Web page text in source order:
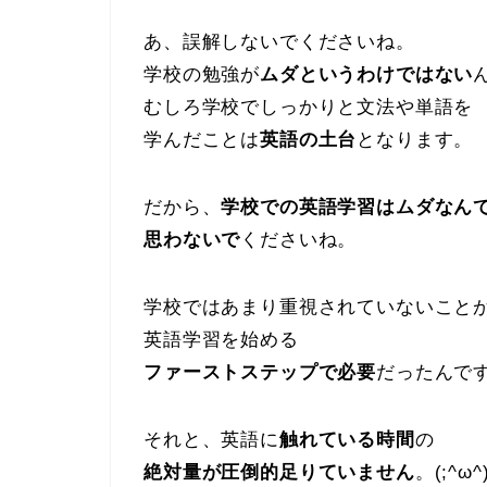
あ、誤解しないでくださいね。
学校の勉強がムダというわけではない
むしろ学校でしっかりと文法や単語を
学んだことは英語の土台 となります。
だから、学校での英語学習はムダなん
思わないで くださいね。
学校ではあまり重視されていないこと
英語学習を始める
ファーストステップで必要だったんで
それと、英語に触れている時間の
絶対量が圧倒的足りていません。(;^ω^)